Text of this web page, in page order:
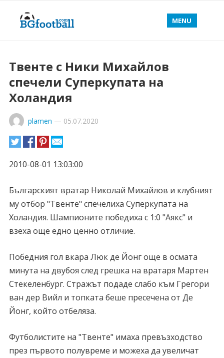
MENU
Твенте с Ники Михайлов
спечели Суперкупата на
Холандия
plamen — 05.07.2020
2010-08-01 13:03:00
Българският вратар Николай Михайлов и клубният
му отбор "Твенте" спечелиха Суперкупата на
Холандия. Шампионите победиха с 1:0 "Аякс" и
взеха още едно ценно отличие.
Победния гол вкара Люк де Йонг още в осмата
минута на двубоя след грешка на вратаря Мартен
Стекеленбург. Стражът подаде слабо към Грегори
ван дер Вийл и топката беше пресечена от Де
Йонг, който отбеляза.
Футболистите на "Твенте" имаха превъзходство
през първото полувреме и можеха да увеличат